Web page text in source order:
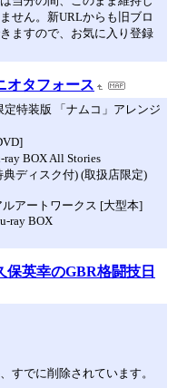
せん。新URLからも旧ブロ
ますので、お気に入り登録
オタフォース
特装版 「ナムコ」アレンジ
BOX All Stories
ディスク付) (取扱店限定)
アートワークス [大型本]
ray BOX
保英幸のGBR格闘技日
すでに削除されています。